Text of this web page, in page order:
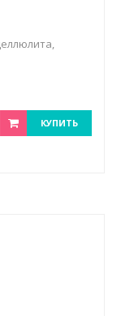
КУПИТЬ